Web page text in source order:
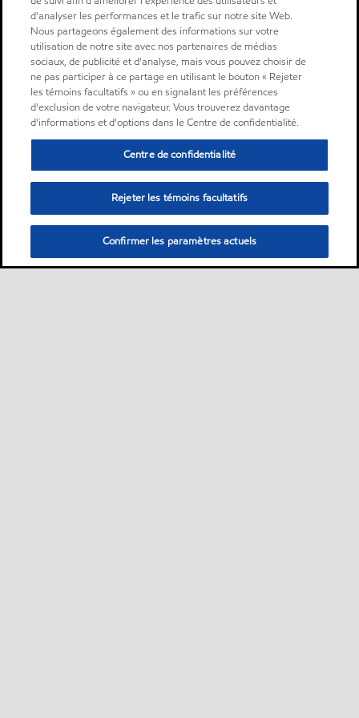
d'analyser les performances et le trafic sur notre site Web.
Nous partageons également des informations sur votre
utilisation de notre site avec nos partenaires de médias
sociaux, de publicité et d'analyse, mais vous pouvez choisir de
ne pas participer à ce partage en utilisant le bouton « Rejeter
les témoins facultatifs » ou en signalant les préférences
d'exclusion de votre navigateur. Vous trouverez davantage
d'informations et d'options dans le Centre de confidentialité.
Centre de confidentialité
Rejeter les témoins facultatifs
Confirmer les paramètres actuels